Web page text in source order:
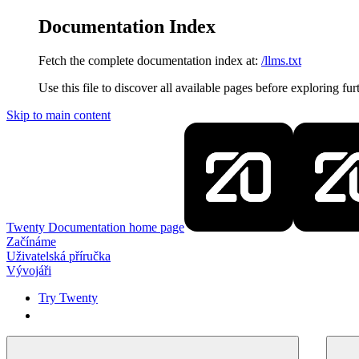
Documentation Index
Fetch the complete documentation index at: /llms.txt
Use this file to discover all available pages before exploring
Skip to main content
Twenty Documentation home page
Začínáme
Uživatelská příručka
Vývojáři
Try Twenty